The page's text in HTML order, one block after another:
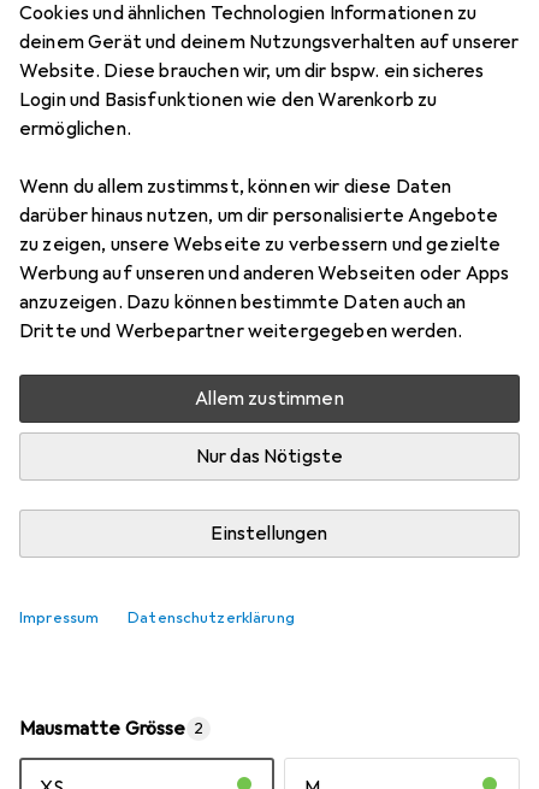
Cookies und ähnlichen Technologien Informationen zu
deinem Gerät und deinem Nutzungsverhalten auf unserer
Website. Diese brauchen wir, um dir bspw. ein sicheres
Login und Basisfunktionen wie den Warenkorb zu
ermöglichen.
Wenn du allem zustimmst, können wir diese Daten
darüber hinaus nutzen, um dir personalisierte Angebote
zu zeigen, unsere Webseite zu verbessern und gezielte
Werbung auf unseren und anderen Webseiten oder Apps
anzuzeigen. Dazu können bestimmte Daten auch an
Dritte und Werbepartner weitergegeben werden.
Allem zustimmen
Nur das Nötigste
Einstellungen
Impressum Datenschutzerklärung
19 Bilder
KensingtonDuo Gel
Preis in EUR inkl. MwSt.
EUR
22,03
50
Bewertungen Marke
Mehr von Kensington
Mi, 12.8. geliefert
Mehr als 10 Stück an Lager beim Lieferanten
Lieferort angeben für genaue Lieferzeit
In den Warenkorb
Mausmatte Grösse 2